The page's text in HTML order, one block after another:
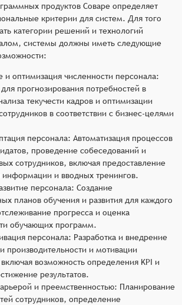
продуктов Соваре определяет
критерии для систем. Для того
категории решений и технологий
системы должны иметь следующие
и оптимизация численности персонала:
прогнозирования потребностей в
текучести кадров и оптимизации
в соответствии с бизнес-целями
персонала: Автоматизация процессов
проведение собеседований и
сотрудников, включая предоставление
и вводных тренингов.
персонала: Создание
планов обучения и развития для каждого
прогресса и оценка
обучающих программ.
персонала: Разработка и внедрение
производительности и мотивации
возможность определения KPI и
результатов.
и преемственностью: Планирование
сотрудников, определение